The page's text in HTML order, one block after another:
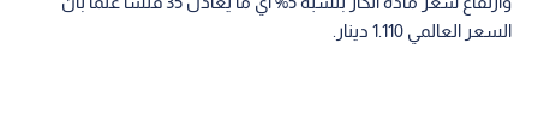
السعر العالمي 1.110 دينار.